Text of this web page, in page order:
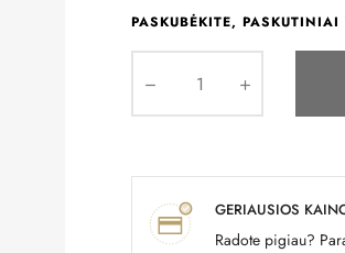
PASKUBĖKITE,
GERIAUSIOS
Radote pigiau?